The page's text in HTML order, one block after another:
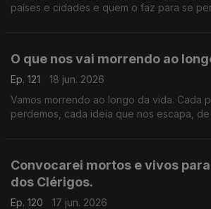
países e cidades e quem o faz para se
O que nos vai morrendo ao
Ep. 121
18 jun. 2026
Vamos morrendo ao longo da vida. Cada
perdemos, cada ideia que nos escapa,
Convocarei mortos e vivos
dos Clérigos.
Ep. 120
17 jun. 2026